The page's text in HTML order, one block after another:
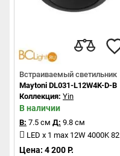
Встраиваемый светильник
Maytoni DL031-L12W4K-D-B
Коллекция: Yin
В наличии
В: 7.5 см Д: 9.8 см
LED x 1 max 12W 4000K 820Lm
Цена: 4 200 Р.